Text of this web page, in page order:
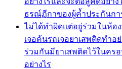
ธรณ์ฏีกาของผู้ค้ำประกันกา
ไม่ได้ทำผิดแต่อยู่ร่วมในห้อ
เจอค้นรถเจอยาเสพติดทำอ
ร่วมกันมียาเสพติดไว้ในคร
อย่างไร